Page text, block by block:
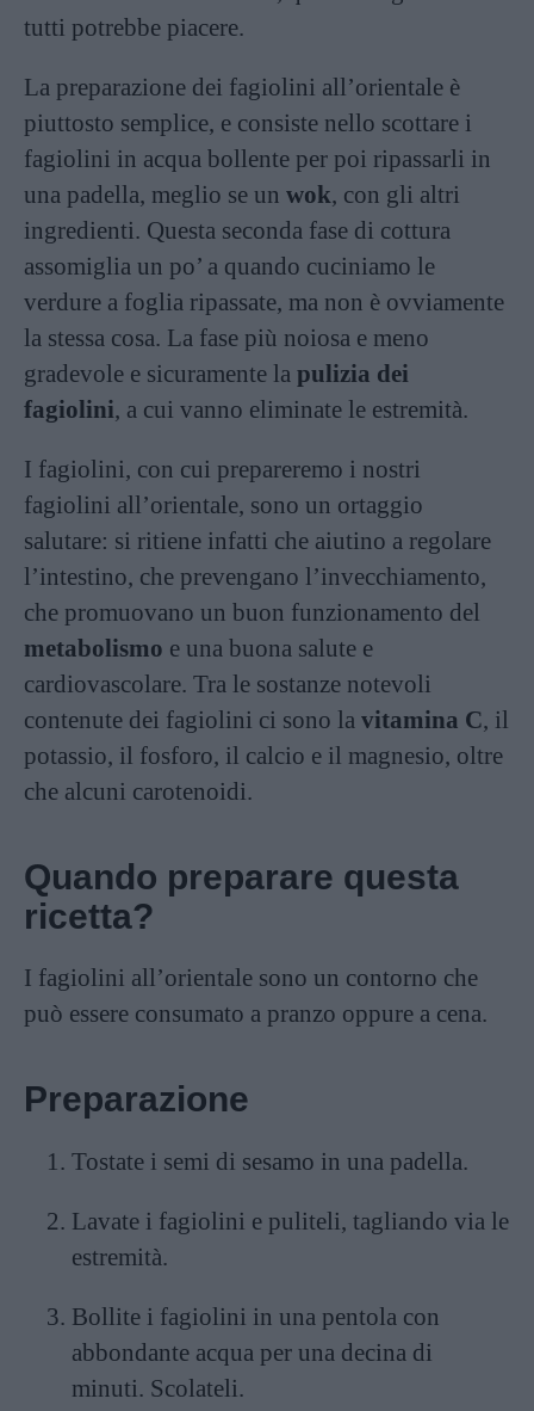
tutti potrebbe piacere.
La preparazione dei fagiolini all’orientale è
piuttosto semplice, e consiste nello scottare i
fagiolini in acqua bollente per poi ripassarli in
una padella, meglio se un wok, con gli altri
ingredienti. Questa seconda fase di cottura
assomiglia un po’ a quando cuciniamo le
verdure a foglia ripassate, ma non è ovviamente
la stessa cosa. La fase più noiosa e meno
gradevole e sicuramente la pulizia dei
fagiolini, a cui vanno eliminate le estremità.
I fagiolini, con cui prepareremo i nostri
fagiolini all’orientale, sono un ortaggio
salutare: si ritiene infatti che aiutino a regolare
l’intestino, che prevengano l’invecchiamento,
che promuovano un buon funzionamento del
metabolismo e una buona salute e
cardiovascolare. Tra le sostanze notevoli
contenute dei fagiolini ci sono la vitamina C, il
potassio, il fosforo, il calcio e il magnesio, oltre
che alcuni carotenoidi.
Quando preparare questa
ricetta?
I fagiolini all’orientale sono un contorno che
può essere consumato a pranzo oppure a cena.
Preparazione
Tostate i semi di sesamo in una padella.
Lavate i fagiolini e puliteli, tagliando via le
estremità.
Bollite i fagiolini in una pentola con
abbondante acqua per una decina di
minuti. Scolateli.